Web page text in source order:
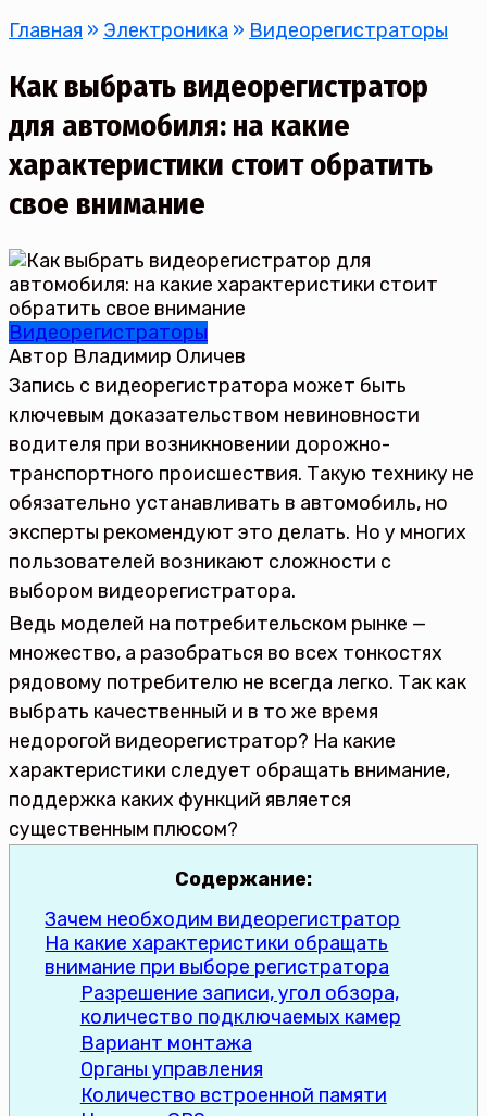
Главная » Электроника » Видеорегистраторы
Как выбрать видеорегистратор
для автомобиля: на какие
характеристики стоит обратить
свое внимание
Видеорегистраторы
Автор Владимир Оличев
Запись с видеорегистратора может быть
ключевым доказательством невиновности
водителя при возникновении дорожно-
транспортного происшествия. Такую технику не
обязательно устанавливать в автомобиль, но
эксперты рекомендуют это делать. Но у многих
пользователей возникают сложности с
выбором видеорегистратора.
Ведь моделей на потребительском рынке —
множество, а разобраться во всех тонкостях
рядовому потребителю не всегда легко. Так как
выбрать качественный и в то же время
недорогой видеорегистратор? На какие
характеристики следует обращать внимание,
поддержка каких функций является
существенным плюсом?
Содержание:
Зачем необходим видеорегистратор
На какие характеристики обращать
внимание при выборе регистратора
Разрешение записи, угол обзора,
количество подключаемых камер
Вариант монтажа
Органы управления
Количество встроенной памяти